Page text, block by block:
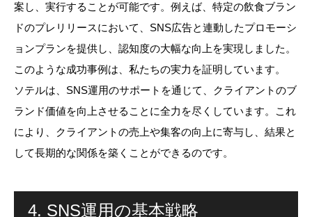
案し、実行することが可能です。例えば、特定の飲食ブラン
ドのプレリリースにおいて、SNS広告と連動したプロモーシ
ョンプランを提供し、認知度の大幅な向上を実現しました。
このような成功事例は、私たちの実力を証明しています。
ソテルは、SNS運用のサポートを通じて、クライアントのブ
ランド価値を向上させることに全力を尽くしています。これ
により、クライアントの売上や集客の向上に寄与し、結果と
して長期的な関係を築くことができるのです。
4. SNS運用の基本戦略